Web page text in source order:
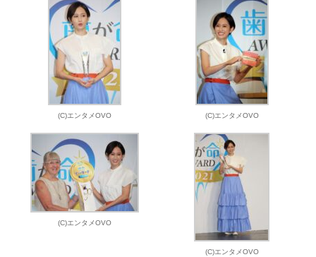
(C)エンタメOVO (C)エンタメOVO
(C)エンタメOVO
(C)エンタメOVO